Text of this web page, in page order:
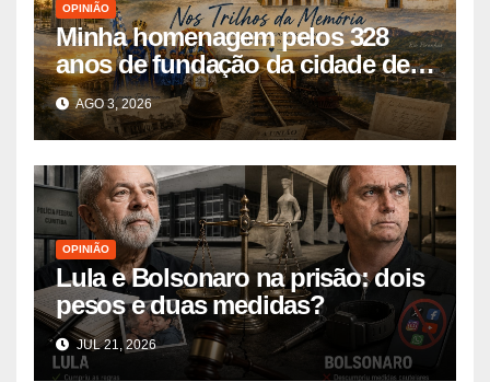
OPINIÃO
Minha homenagem pelos 328
anos de fundação da cidade de
Pombal
AGO 3, 2026
OPINIÃO
Lula e Bolsonaro na prisão: dois
pesos e duas medidas?
JUL 21, 2026